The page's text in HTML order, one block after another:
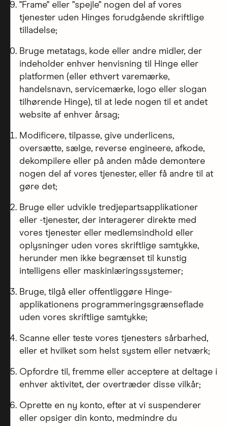
"Frame" eller "spejle" nogen del af vores
tjenester uden Hinges forudgående skriftlige
tilladelse;
Bruge metatags, kode eller andre midler, der
indeholder enhver henvisning til Hinge eller
platformen (eller ethvert varemærke,
handelsnavn, servicemærke, logo eller slogan
tilhørende Hinge), til at lede nogen til et andet
website af enhver årsag;
Modificere, tilpasse, give underlicens,
oversætte, sælge, reverse engineere, afkode,
dekompilere eller på anden måde demontere
nogen del af vores tjenester, eller få andre til at
gøre det;
Bruge eller udvikle tredjepartsapplikationer
eller -tjenester, der interagerer direkte med
vores tjenester eller medlemsindhold eller
oplysninger uden vores skriftlige samtykke,
herunder men ikke begrænset til kunstig
intelligens eller maskinlæringssystemer;
Bruge, tilgå eller offentliggøre Hinge-
applikationens programmeringsgrænseflade
uden vores skriftlige samtykke;
Scanne eller teste vores tjenesters sårbarhed,
eller et hvilket som helst system eller netværk;
Opfordre til, fremme eller acceptere at deltage i
enhver aktivitet, der overtræder disse vilkår;
Oprette en ny konto, efter at vi suspenderer
eller opsiger din konto, medmindre du